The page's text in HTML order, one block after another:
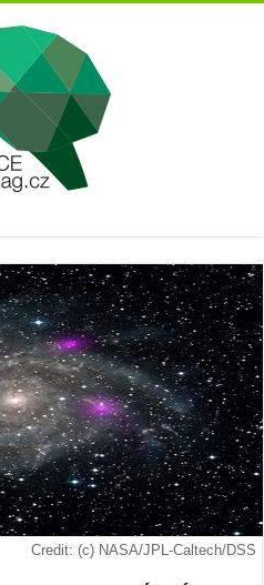
Credit: (c) NASA/JPL-Caltech/DSS